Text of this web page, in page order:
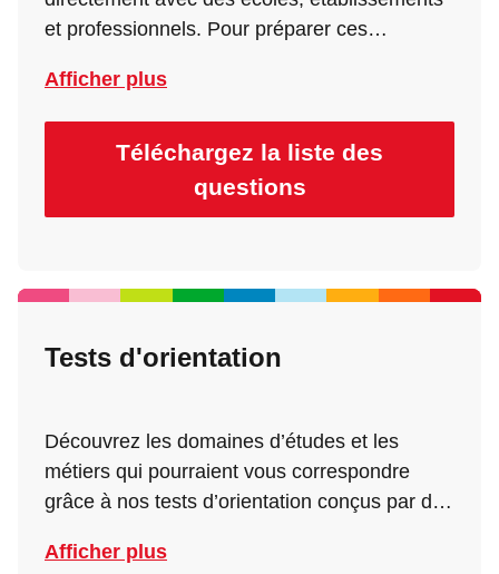
et professionnels. Pour préparer ces
questions essentielles à poser aux exposants
: admissions, programmes, débouchés,
stages, vie étudiante… Notre sélection vous
aidera à mener des échanges utiles !
Afficher plus
Téléchargez la liste des
questions
Tests d'orientation
Découvrez les domaines d’études et les
métiers qui pourraient vous correspondre
grâce à nos tests d’orientation conçus par des
personnalité, aspirations : nos tests vous
Afficher plus